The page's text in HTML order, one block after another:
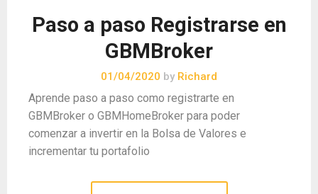
Paso a paso Registrarse en
GBMBroker
01/04/2020 by Richard
Aprende paso a paso como registrarte en
GBMBroker o GBMHomeBroker para poder
comenzar a invertir en la Bolsa de Valores e
incrementar tu portafolio